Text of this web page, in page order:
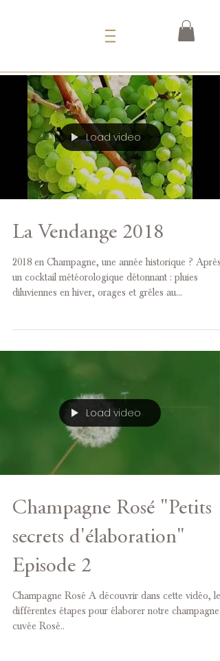
Load video
La Vendange 2018
2018 en Champagne, une année historique ? Après
un cocktail météorologique détonnant : pluies
diluviennes en hiver, orages et grêles au...
Load video
Champagne Rosé "Petits
secrets d'élaboration"
Episode 2
Champagne Rosé A découvrir dans cette vidéo, les
différentes étapes pour élaborer notre champagne
cuvée Rosé..